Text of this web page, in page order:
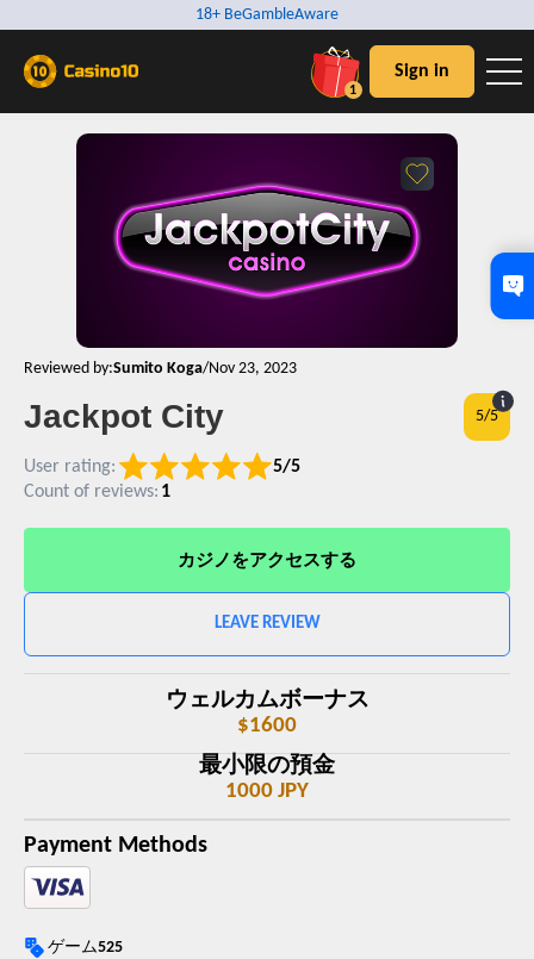
18+ BeGambleAware
1
Sign in
Reviewed by:Sumito Koga/Nov 23, 2023
Jackpot City 5/5
User rating:
5/5
Count of reviews: 1
カジノをアクセスする
LEAVE REVIEW
ウェルカムボーナス
$1600
最小限の預金
1000 JPY
Payment Methods
ゲーム525